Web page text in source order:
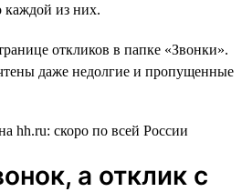
каждой из них.
откликов в папке «Звонки».
даже недолгие и пропущенные
а отклик с